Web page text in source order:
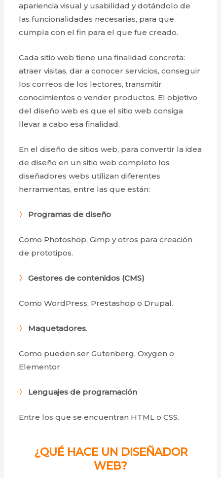
apariencia visual y usabilidad y dotándolo de
las funcionalidades necesarias, para que
cumpla con el fin para el que fue creado.
Cada sitio web tiene una finalidad concreta:
atraer visitas, dar a conocer servicios, conseguir
los correos de los lectores, transmitir
conocimientos o vender productos. El objetivo
del diseño web es que el sitio web consiga
llevar a cabo esa finalidad.
En el diseño de sitios web, para convertir la idea
de diseño en un sitio web completo los
diseñadores webs utilizan diferentes
herramientas, entre las que están:
〉 Programas de diseño
Como Photoshop, Gimp y otros para creación
de prototipos.
〉 Gestores de contenidos (CMS)
Como WordPress, Prestashop o Drupal.
〉 Maquetadores.
Como pueden ser Gutenberg, Oxygen o
Elementor
〉 Lenguajes de programación
Entre los que se encuentran HTML o CSS.
¿QUÉ HACE UN DISEÑADOR
WEB?